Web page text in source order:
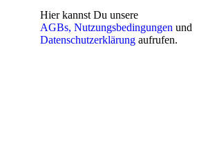
Hier kannst Du unsere
AGBs, Nutzungsbedingungen und
Datenschutzerklärung aufrufen.